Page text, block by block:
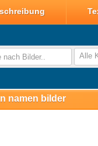
Alle
namen bilder